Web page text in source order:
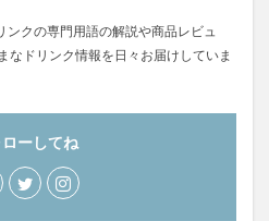
ンクの専門用語の解説や商品レビュ
なドリンク情報を日々お届けしていま
ーしてね